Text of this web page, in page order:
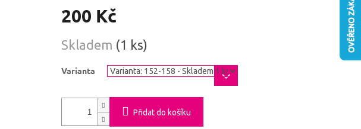
200 Kč
cena:
Skladem (1 ks)
Varianta
Přidat do košíku